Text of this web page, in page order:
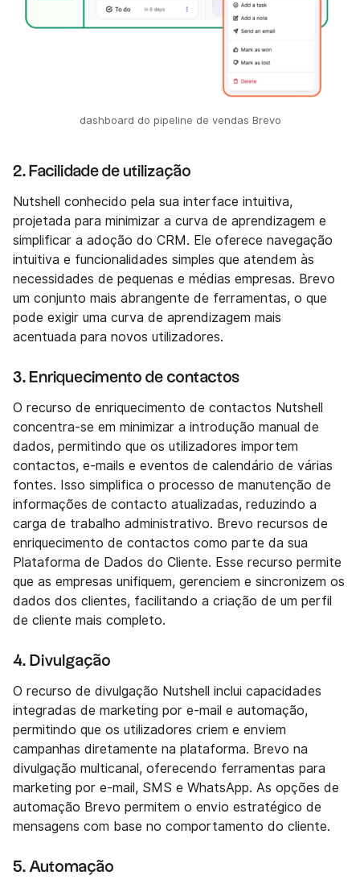
dashboard do pipeline de vendas Brevo
2. Facilidade de utilização
Nutshell conhecido pela sua interface intuitiva,
projetada para minimizar a curva de aprendizagem e
simplificar a adoção do CRM. Ele oferece navegação
intuitiva e funcionalidades simples que atendem às
necessidades de pequenas e médias empresas. Brevo
um conjunto mais abrangente de ferramentas, o que
pode exigir uma curva de aprendizagem mais
acentuada para novos utilizadores.
3. Enriquecimento de contactos
O recurso de enriquecimento de contactos Nutshell
concentra-se em minimizar a introdução manual de
dados, permitindo que os utilizadores importem
contactos, e-mails e eventos de calendário de várias
fontes. Isso simplifica o processo de manutenção de
informações de contacto atualizadas, reduzindo a
carga de trabalho administrativo. Brevo recursos de
enriquecimento de contactos como parte da sua
Plataforma de Dados do Cliente. Esse recurso permite
que as empresas unifiquem, gerenciem e sincronizem os
dados dos clientes, facilitando a criação de um perfil
de cliente mais completo.
4. Divulgação
O recurso de divulgação Nutshell inclui capacidades
integradas de marketing por e-mail e automação,
permitindo que os utilizadores criem e enviem
campanhas diretamente na plataforma. Brevo na
divulgação multicanal, oferecendo ferramentas para
marketing por e-mail, SMS e WhatsApp. As opções de
automação Brevo permitem o envio estratégico de
mensagens com base no comportamento do cliente.
5. Automação